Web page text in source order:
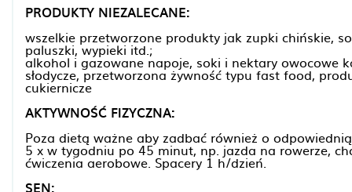
PRODUKTY NIEZALECANE:
wszelkie przetworzone produkty jak zupki chińskie,
paluszki, wypieki itd.;
alkohol i gazowane napoje, soki i nektary owocowe
słodycze, przetworzona żywność typu fast food,
cukiernicze
AKTYWNOŚĆ FIZYCZNA:
Poza dietą ważne aby zadbać również o
5 x w tygodniu po 45 minut, np. jazda na rowerze,
ćwiczenia aerobowe. Spacery 1 h/dzień.
SEN: